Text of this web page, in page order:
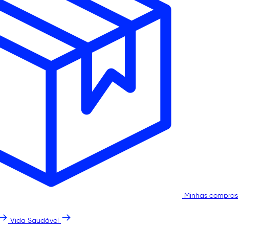
Minhas compras
Vida Saudável